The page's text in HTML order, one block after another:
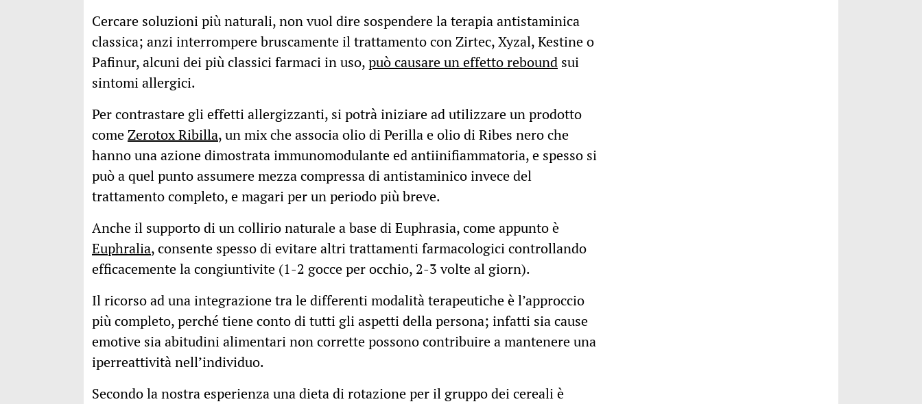
Cercare soluzioni più naturali, non vuol dire sospendere la terapia antistaminica
classica; anzi interrompere bruscamente il trattamento con Zirtec, Xyzal, Kestine o
Pafinur, alcuni dei più classici farmaci in uso,può causare un effetto rebound sui
sintomi allergici.
Per contrastare gli effetti allergizzanti, si potrà iniziare ad utilizzare un prodotto
comeZerotox Ribilla, un mix che associa olio di Perilla e olio di Ribes nero che
hanno una azione dimostrata immunomodulante ed antiinifiammatoria, e spesso si
può a quel punto assumere mezza compressa di antistaminico invece del
trattamento completo, e magari per un periodo più breve.
Anche il supporto di un collirio naturale a base di Euphrasia, come appunto è
Euphralia, consente spesso di evitare altri trattamenti farmacologici controllando
efficacemente la congiuntivite (1-2 gocce per occhio, 2-3 volte al giorn).
Il ricorso ad una integrazione tra le differenti modalità terapeutiche è l’approccio
più completo, perché tiene conto di tutti gli aspetti della persona; infatti sia cause
emotive sia abitudini alimentari non corrette possono contribuire a mantenere una
iperreattività nell’individuo.
Secondo la nostra esperienza una dieta di rotazione per il gruppo dei cereali è